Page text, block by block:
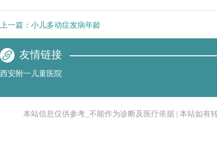
上一篇： 小儿多动症发病年龄
友情链接
西安附一儿童医院
本站信息仅供参考_不能作为诊断及医疗依据 | 本站如